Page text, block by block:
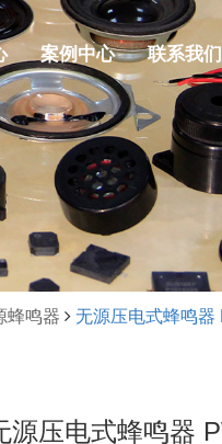
案例中心 联系我们
蜂鸣器 无源压电式蜂鸣器
源压电式蜂鸣器